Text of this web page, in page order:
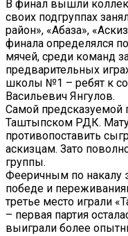
В финал вышли
своих подгруппах
район», «Абаза»,
финала определялся
мячей, среди команд
предварительных
школы №1 – ребят к
Васильевич Янгулов.
Самой предсказуемой
Таштыпском РДК.
противопоставить
аскизцам. Зато
группы.
Фееричным по накалу
победе и
третье место играли
– первая партия
выиграли более